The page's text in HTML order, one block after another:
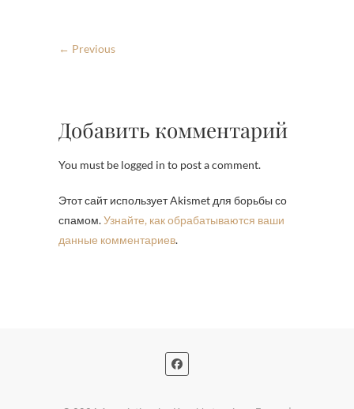
← Previous
Добавить комментарий
You must be logged in to post a comment.
Этот сайт использует Akismet для борьбы со
спамом.Узнайте, как обрабатываются ваши
данные комментариев.